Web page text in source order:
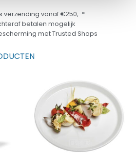
verzending vanaf €250,-*
betalen mogelijk
met Trusted Shops